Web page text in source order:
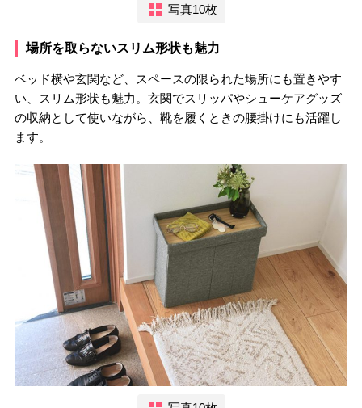
写真10枚
場所を取らないスリム形状も魅力
ベッド横や玄関など、スペースの限られた場所にも置きやす
い、スリム形状も魅力。玄関でスリッパやシューケアグッズ
の収納として使いながら、靴を履くときの腰掛けにも活躍し
ます。